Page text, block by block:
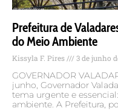
Prefeitura de
do Meio Ambiente
Kissyla F. Pires 3 de junho
GOVERNADOR
junho, Governador
tema urgente e
ambiente. A Prefeitura,